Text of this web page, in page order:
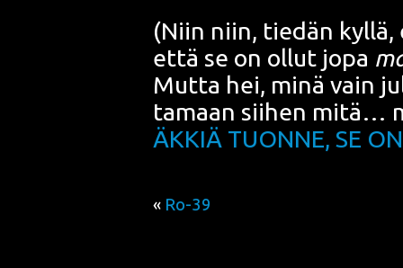
(Niin niin, tie­dän
että se on ollut jopa
Mut­ta hei, minä vain
ta­maan sii­hen
ÄKKIÄ TUONNE, SE
« Ro-39